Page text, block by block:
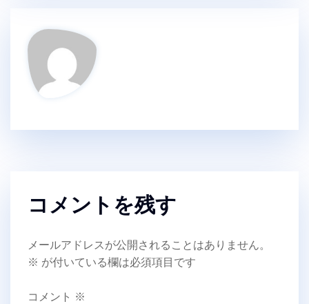
コメントを残す
メールアドレスが公開されることはありません。
※ が付いている欄は必須項目です
コメント ※